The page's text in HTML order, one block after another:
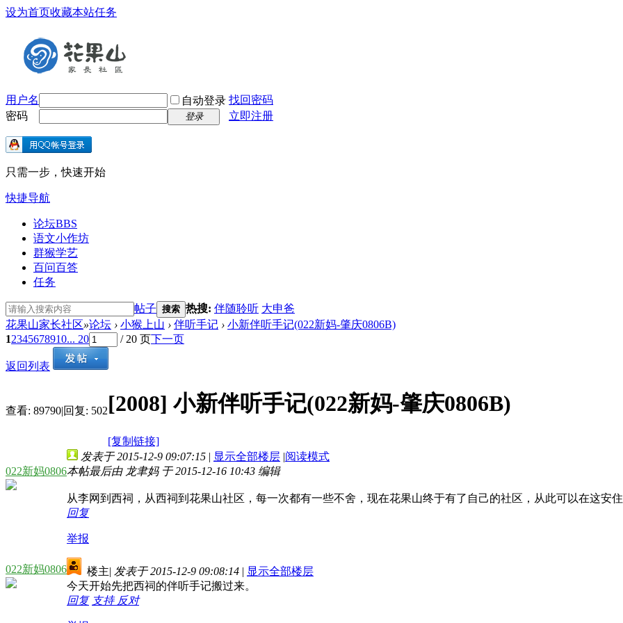
设为首页收藏本站任务
用户名 自动登录 找回密码
密码
登录 立即注册
只需一步，快速开始
快捷导航
论坛BBS
语文小作坊
群猴学艺
百问百答
任务
帖子 搜索 热搜: 伴随聆听 大申爸
花果山家长社区»论坛 › 小猴上山 › 伴听手记 › 小新伴听手记(022新妈-肇庆0806B)
12345678910... 20 / 20 页下一页
返回列表
查看: 89790|回复: 502[2008] 小新伴听手记(022新妈-肇庆0806B)
[复制链接]
022新妈0806
发表于 2015-12-9 09:07:15 | 显示全部楼层 |阅读模式
本帖最后由 龙聿妈 于 2015-12-16 10:43 编辑
从李网到西祠，从西祠到花果山社区，每一次都有一些不舍，现在花果山终于有了自己的社区，从此可以在这安
回复
举报
022新妈0806 楼主| 发表于 2015-12-9 09:08:14 | 显示全部楼层
今天开始先把西祠的伴听手记搬过来。
回复 支持 反对